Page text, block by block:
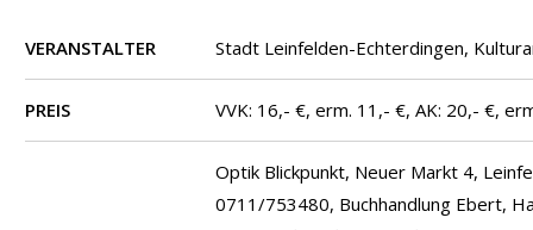
VERANSTALTER Stadt Leinfelden-Echterdingen,
PREIS VVK: 16,- €, erm. 11,- €, AK: 20,- €,
Optik Blickpunkt, Neuer Markt 4,
0711/753480, Buchhandlung Ebert,